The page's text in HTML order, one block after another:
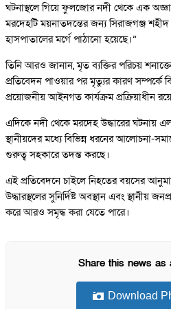
ঘটনাস্থলে গিয়ে ফুলজোর নদী থেকে এক
মরদেহটি ময়নাতদন্তের জন্য সিরাজগঞ্জ
হাসপাতালের মর্গে পাঠানো হয়েছে।”
তিনি আরও জানান, মৃত ব্যক্তির পরিচয়
প্রতিবেদন পাওয়ার পর মৃত্যুর কারণ সম্পর্কে
প্রয়োজনীয় আইনগত কার্যক্রম প্রক্রিয়াধীন
এদিকে নদী থেকে মরদেহ উদ্ধারের ঘটনায়
স্থানীয়দের মধ্যে বিভিন্ন ধরনের আলোচনা-
গুরুত্ব সহকারে তদন্ত করছে।
এই প্রতিবেদনে চাইলে নিহতের বয়সের
উদ্ধারস্থলের সুনির্দিষ্ট অবস্থান এবং স্থানীয়
করে আরও সমৃদ্ধ করা যেতে পারে।
Share this news as
Download